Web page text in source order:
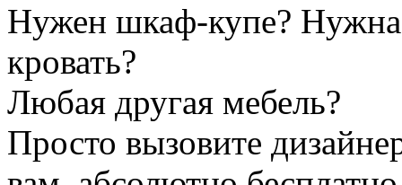
Нужен шкаф-купе?
кровать?
Любая другая мебель?
Просто вызовите